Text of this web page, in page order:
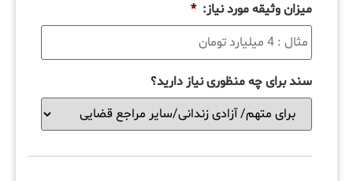
میزان وثیقه مورد نیاز: *
سند برای چه منظوری نیاز دارید؟